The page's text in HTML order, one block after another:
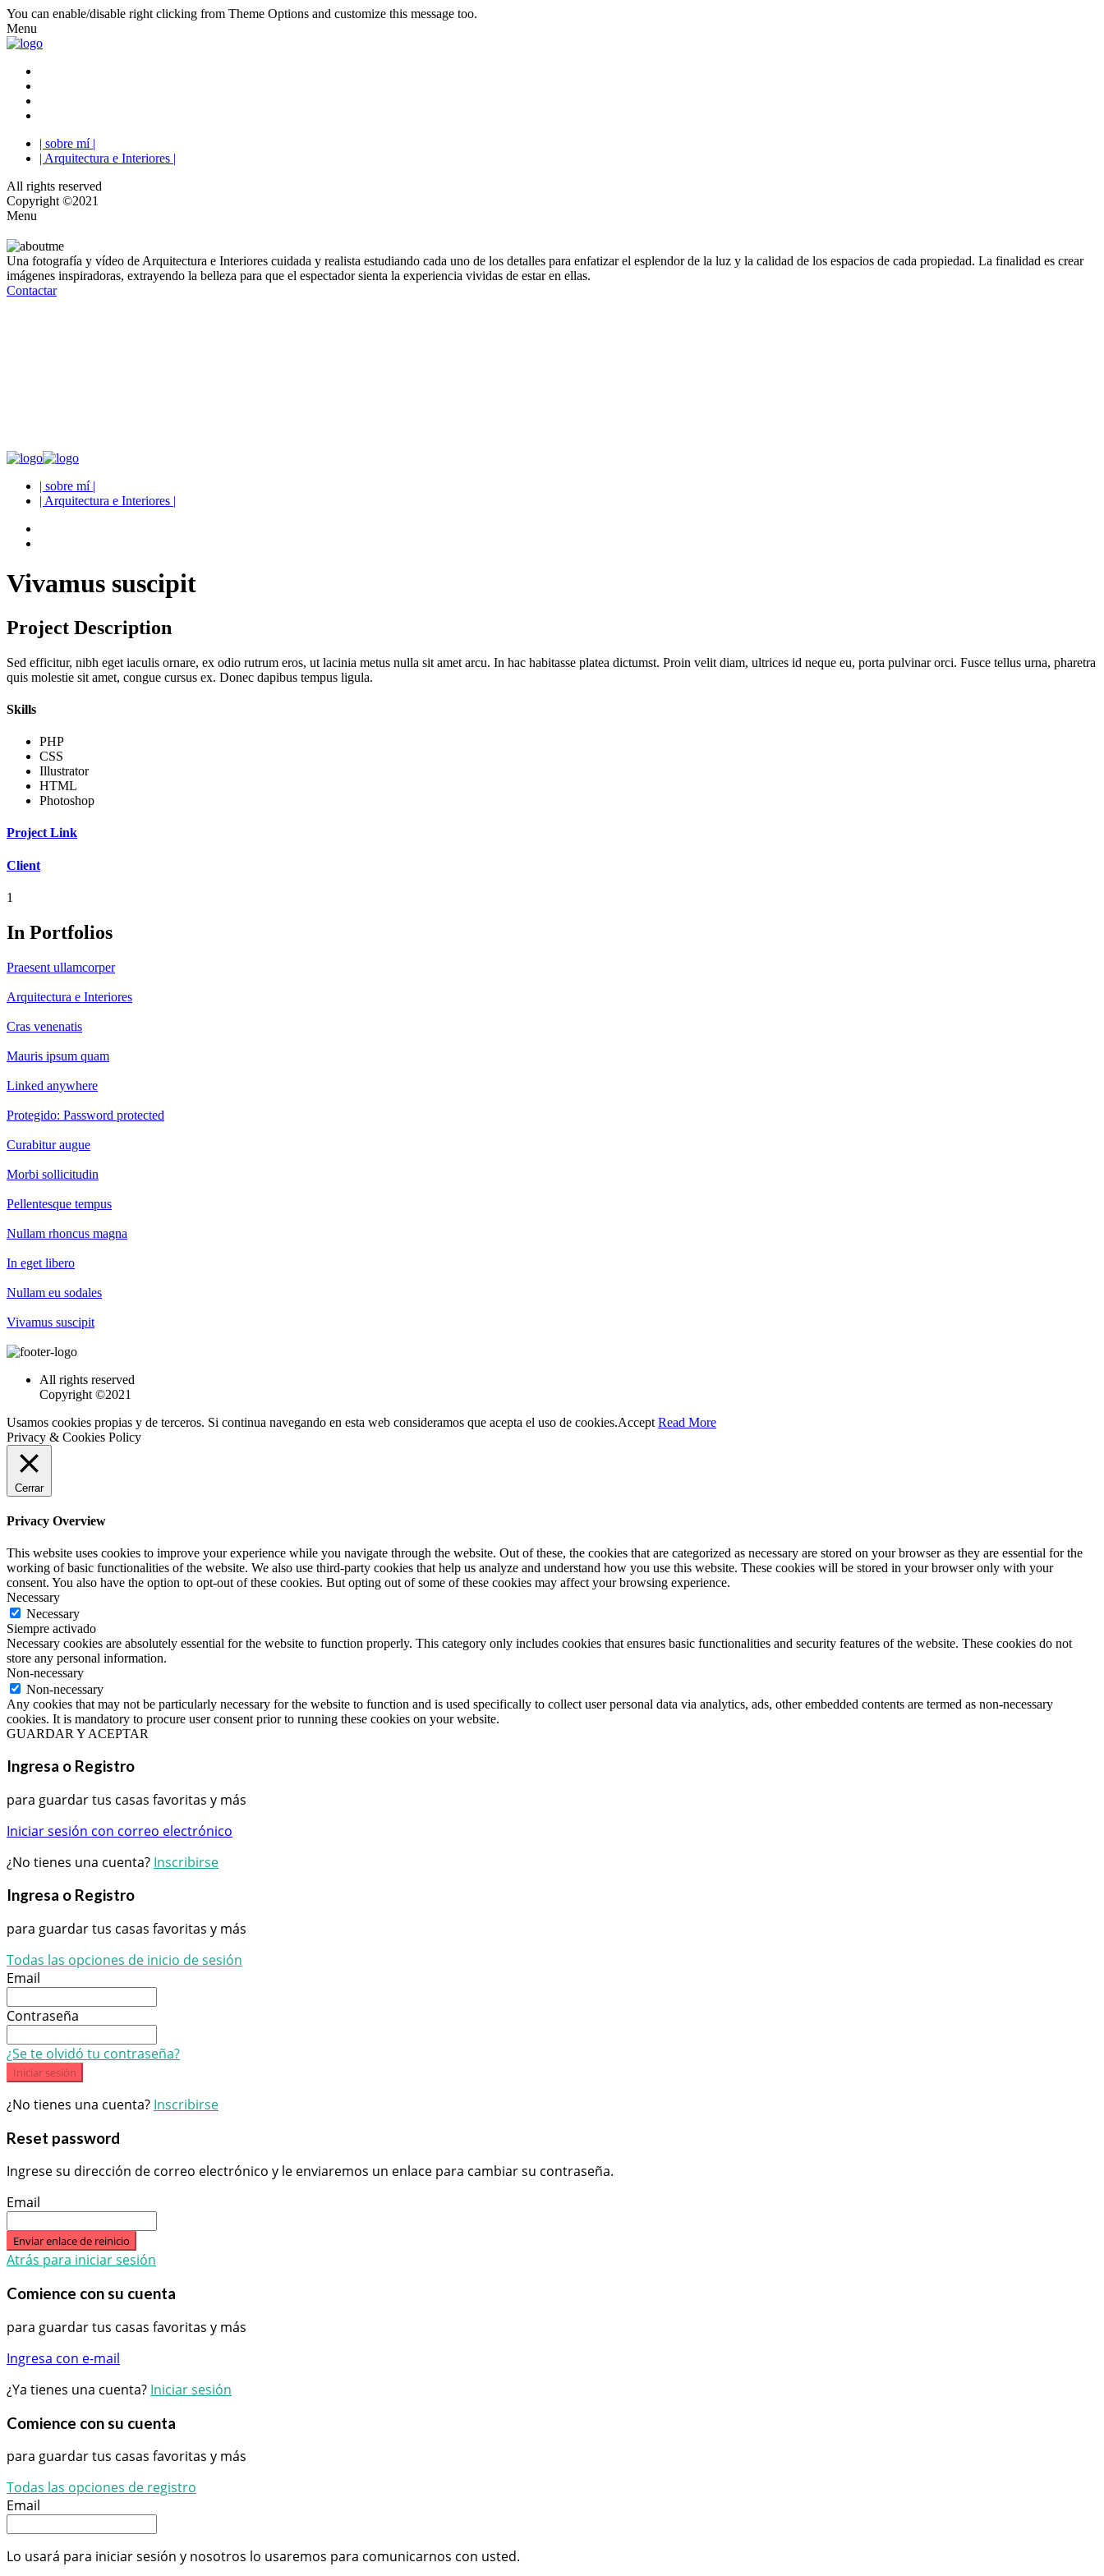
You can enable/disable right clicking from Theme Options and customize this message too.
Menu
| sobre mí |
| Arquitectura e Interiores |
All rights reserved
Copyright ©2021
Menu
Una fotografía y vídeo de Arquitectura e Interiores cuidada y realista estudiando cada uno de los detalles para enfatizar el esplendor de la luz y la calidad de los espacios de cada propiedad. La finalidad es crear
imágenes inspiradoras, extrayendo la belleza para que el espectador sienta la experiencia vividas de estar en ellas.
Contactar
| sobre mí |
| Arquitectura e Interiores |
Vivamus suscipit
Project Description
Sed efficitur, nibh eget iaculis ornare, ex odio rutrum eros, ut lacinia metus nulla sit amet arcu. In hac habitasse platea dictumst. Proin velit diam, ultrices id neque eu, porta pulvinar orci. Fusce tellus urna, pharetra
quis molestie sit amet, congue cursus ex. Donec dapibus tempus ligula.
Skills
PHP
CSS
Illustrator
HTML
Photoshop
Project Link
Client
1
In Portfolios
Praesent ullamcorper
Arquitectura e Interiores
Cras venenatis
Mauris ipsum quam
Linked anywhere
Protegido: Password protected
Curabitur augue
Morbi sollicitudin
Pellentesque tempus
Nullam rhoncus magna
In eget libero
Nullam eu sodales
Vivamus suscipit
All rights reserved
Copyright ©2021
Usamos cookies propias y de terceros. Si continua navegando en esta web consideramos que acepta el uso de cookies.Accept Read More
Privacy & Cookies Policy
Cerrar
Privacy Overview
This website uses cookies to improve your experience while you navigate through the website. Out of these, the cookies that are categorized as necessary are stored on your browser as they are essential for the
working of basic functionalities of the website. We also use third-party cookies that help us analyze and understand how you use this website. These cookies will be stored in your browser only with your
consent. You also have the option to opt-out of these cookies. But opting out of some of these cookies may affect your browsing experience.
Necessary
Necessary
Siempre activado
Necessary cookies are absolutely essential for the website to function properly. This category only includes cookies that ensures basic functionalities and security features of the website. These cookies do not
store any personal information.
Non-necessary
Non-necessary
Any cookies that may not be particularly necessary for the website to function and is used specifically to collect user personal data via analytics, ads, other embedded contents are termed as non-necessary
cookies. It is mandatory to procure user consent prior to running these cookies on your website.
GUARDAR Y ACEPTAR
Ingresa o Registro
para guardar tus casas favoritas y más
Iniciar sesión con correo electrónico
¿No tienes una cuenta? Inscribirse
Ingresa o Registro
para guardar tus casas favoritas y más
Todas las opciones de inicio de sesión
Email
Contraseña
¿Se te olvidó tu contraseña?
Iniciar sesión
¿No tienes una cuenta? Inscribirse
Reset password
Ingrese su dirección de correo electrónico y le enviaremos un enlace para cambiar su contraseña.
Email
Enviar enlace de reinicio
Atrás para iniciar sesión
Comience con su cuenta
para guardar tus casas favoritas y más
Ingresa con e-mail
¿Ya tienes una cuenta? Iniciar sesión
Comience con su cuenta
para guardar tus casas favoritas y más
Todas las opciones de registro
Email
Lo usará para iniciar sesión y nosotros lo usaremos para comunicarnos con usted.